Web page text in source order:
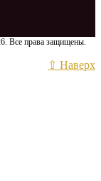
права защищены.
⇧ Наверх